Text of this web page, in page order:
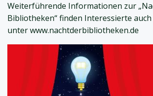
Weiterführende Informationen zur
Bibliotheken“ finden Interessierte
unter www.nachtderbibliotheken.de